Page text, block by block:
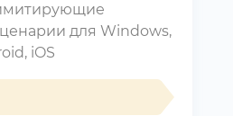
для Windows,
iOS